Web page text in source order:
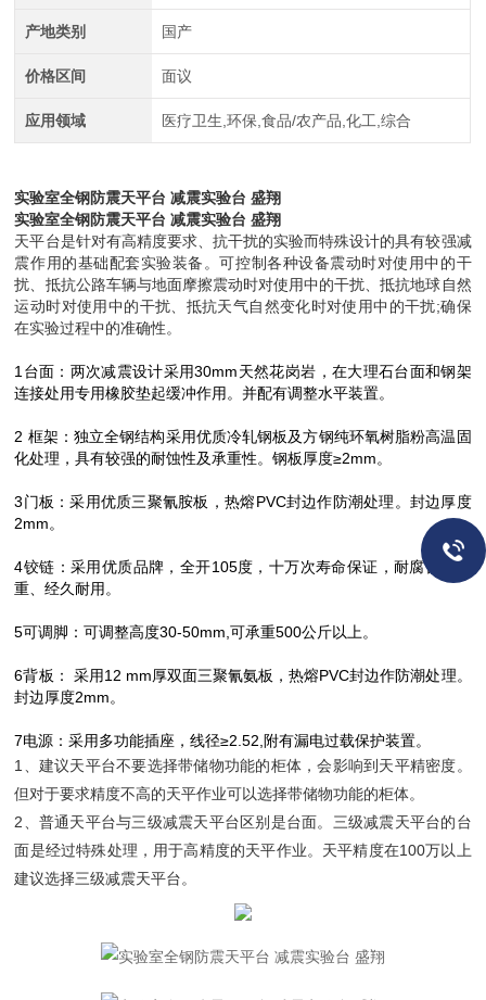
产地类别 国产
价格区间 面议
应用领域 医疗卫生,环保,食品/农产品,化工,综合
实验室全钢防震天平台 减震实验台 盛翔
实验室全钢防震天平台 减震实验台 盛翔
天平台是针对有高精度要求、抗干扰的实验而特殊设计的具有较强减
震作用的基础配套实验装备。可控制各种设备震动时对使用中的干
扰、抵抗公路车辆与地面摩擦震动时对使用中的干扰、抵抗地球自然
运动时对使用中的干扰、抵抗天气自然变化时对使用中的干扰;确保
在实验过程中的准确性。
1台面：两次减震设计采用30mm天然花岗岩，在大理石台面和钢架
连接处用专用橡胶垫起缓冲作用。并配有调整水平装置。
2 框架：独立全钢结构采用优质冷轧钢板及方钢纯环氧树脂粉高温固
化处理，具有较强的耐蚀性及承重性。钢板厚度≥2mm。
3门板：采用优质三聚氰胺板，热熔PVC封边作防潮处理。封边厚度
2mm。
4铰链：采用优质品牌，全开105度，十万次寿命保证，耐腐蚀、承
重、经久耐用。
5可调脚：可调整高度30-50mm,可承重500公斤以上。
6背板： 采用12 mm厚双面三聚氰氨板，热熔PVC封边作防潮处理。
封边厚度2mm。
7电源：采用多功能插座，线径≥2.52,附有漏电过载保护装置。
1、建议天平台不要选择带储物功能的柜体，会影响到天平精密度。
但对于要求精度不高的天平作业可以选择带储物功能的柜体。
2、普通天平台与三级减震天平台区别是台面。三级减震天平台的台
面是经过特殊处理，用于高精度的天平作业。天平精度在100万以上
建议选择三级减震天平台。